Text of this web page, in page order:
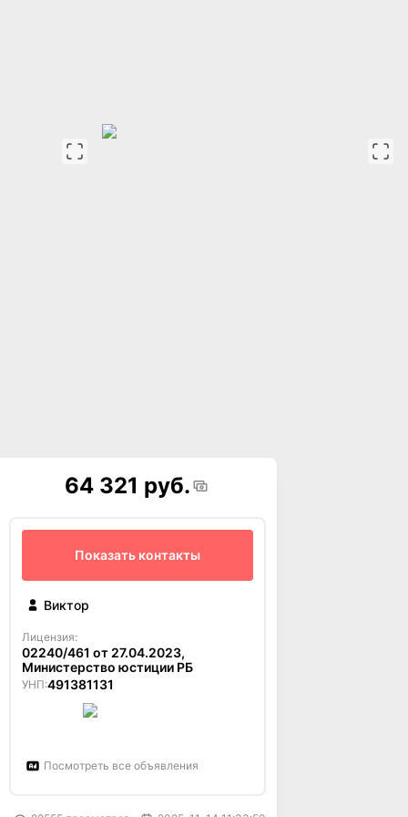
64 321 руб.
Показать контакты
Виктор
Лицензия:
02240/461 от 27.04.2023,
Министерство юстиции РБ
УНП:491381131
Посмотреть все объявления